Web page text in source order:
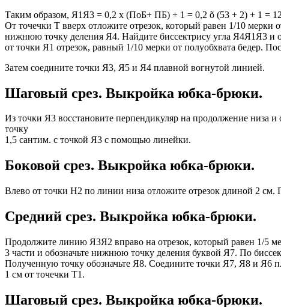
Таким образом, Я1Я3 = 0,2 х (ПоБ+ ПБ) + 1 = 0,2 õ (53 + 2) + 1 =
От точечки Т вверх отложите отрезок, который равен 1/10 мерки
нижнюю точку деления Я4. Найдите биссектрису угла Я4Я1Я3 и
от точки Я1 отрезок, равный 1/10 мерки от полуобхвата бедер.
Затем соедините точки Я3, Я5 и Я4 плавной вогнутой линией.
Шаговый срез. Выкройка юбка-брюки.
Из точки Я3 восстановите перпендикуляр на продолжение низа
точку
1,5 сантим. с точкой Я3 с помощью линейки.
Боковой срез. Выкройка юбка-брюки.
Влево от точки Н2 по линии низа отложите отрезок длиной 2 см.
Средний срез. Выкройка юбка-брюки.
Продолжите линию Я3Я2 вправо на отрезок, который равен 1/5
3 части и обозначьте нижнюю точку деления буквой Я7. По
Полученную точку обозначьте Я8. Соедините точки Я7, Я8 и Я6
1 см от точечки Т1.
Шаговый срез. Выкройка юбка-брюки.